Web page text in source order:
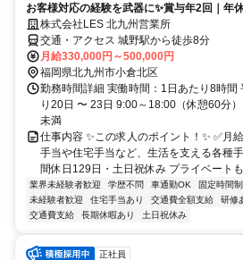
お客様対応の経験を武器に✨賞与年2回｜年
株式会社LES 北九州営業所
交通・アクセス 城野駅から徒歩8分
月給330,000円～500,000円
福岡県北九州市小倉北区
勤務時間詳細 実働時間：1日あたり8時間
り20日 〜 23日 9:00～18:00（休憩60分
未満
仕事内容 ✨この求人のポイント！✨ ✅月
手当や住宅手当など、生活を支える各種
間休日129日・土日祝休み プライベート
業界未経験者歓迎 学歴不問 車通勤OK 固定時間制
未経験者歓迎
住宅手当あり 交通費全額支給 研修
交通費支給
長期休暇あり 土日祝休み
正社員